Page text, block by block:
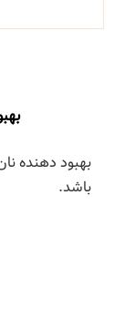
دهنده نان سحر 05-پاکتی